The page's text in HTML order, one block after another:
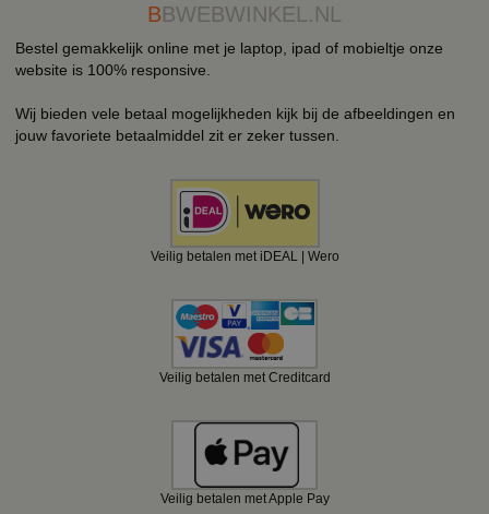
BBWEBWINKEL.NL
Bestel gemakkelijk online met je laptop, ipad of mobieltje onze
website is 100% responsive.
Wij bieden vele betaal mogelijkheden kijk bij de afbeeldingen en
jouw favoriete betaalmiddel zit er zeker tussen.
Veilig betalen met iDEAL | Wero
Veilig betalen met Creditcard
Veilig betalen met Apple Pay